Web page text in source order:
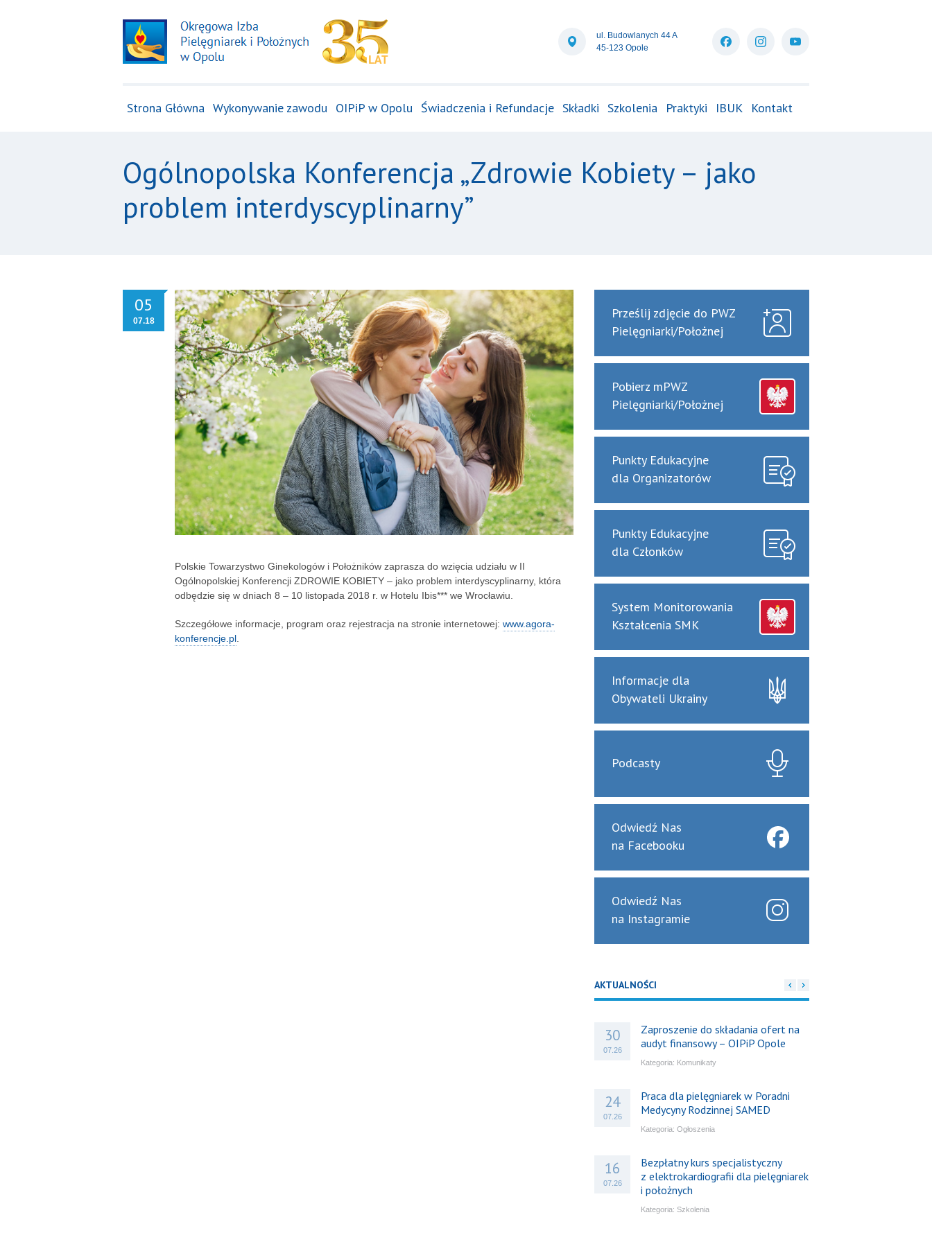
ul. Budowlanych 44 A
45-123 Opole
Strona Główna Wykonywanie zawodu OIPiP w Opolu Świadczenia i Refundacje Składki Szkolenia Praktyki IBUK Kontakt
Ogólnopolska Konferencja „Zdrowie Kobiety – jako
problem interdyscyplinarny”
05
07.18
Polskie Towarzystwo Ginekologów i Położników zaprasza do wzięcia udziału w II
Ogólnopolskiej Konferencji ZDROWIE KOBIETY – jako problem interdyscyplinarny, która
odbędzie się w dniach 8 – 10 listopada 2018 r. w Hotelu Ibis*** we Wrocławiu.
Szczegółowe informacje, program oraz rejestracja na stronie internetowej: www.agora-
konferencje.pl
Prześlij zdjęcie do PWZ
Pielęgniarki/Położnej
Pobierz mPWZ
Pielęgniarki/Położnej
Punkty Edukacyjne
dla Organizatorów
Punkty Edukacyjne
dla Członków
System Monitorowania
Kształcenia SMK
Informacje dla
Obywateli Ukrainy
Podcasty
Odwiedź Nas
na Facebooku
Odwiedź Nas
na Instagramie
AKTUALNOŚCI
30
07.26
Zaproszenie do składania ofert na
audyt finansowy – OIPiP Opole
Kategoria: Komunikaty
24
07.26
Praca dla pielęgniarek w Poradni
Medycyny Rodzinnej SAMED
Kategoria: Ogłoszenia
16
07.26
Bezpłatny kurs specjalistyczny
z elektrokardiografii dla pielęgniarek
i położnych
Kategoria: Szkolenia